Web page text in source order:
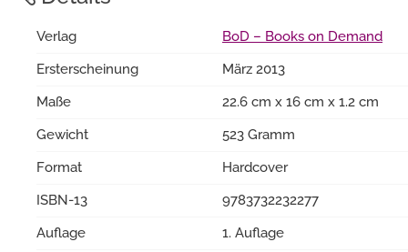
Verlag
BoD – Books on Demand
Ersterscheinung
März 2013
Maße
22.6 cm x 16 cm x 1.2 cm
Gewicht
523 Gramm
Format
Hardcover
ISBN-13
9783732232277
Auflage
1. Auflage